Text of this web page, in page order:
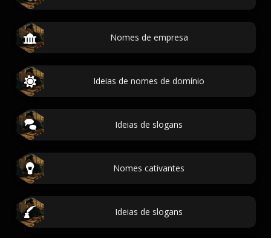
Nomes de empresa
Ideias de nomes de domínio
Ideias de slogans
Nomes cativantes
Ideias de slogans